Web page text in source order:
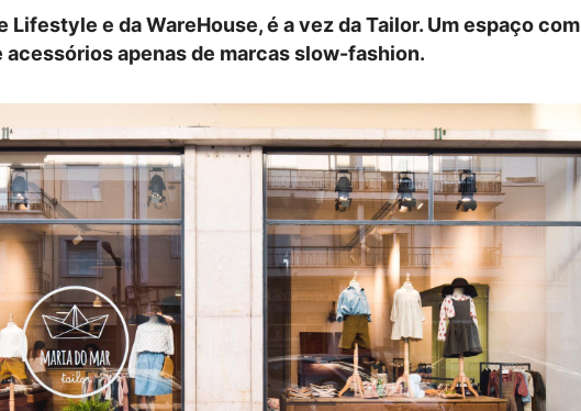
Lifestyle e da WareHouse, é a vez da Tailor. Um espaço com
acessórios apenas de marcas slow-fashion.